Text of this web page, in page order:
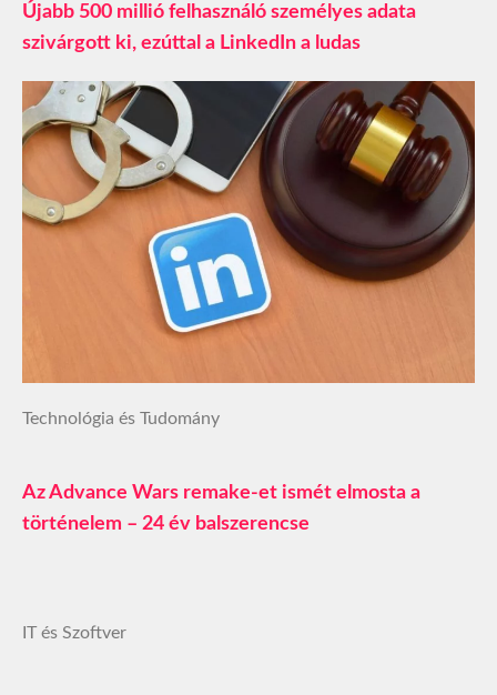
Újabb 500 millió felhasználó személyes adata
szivárgott ki, ezúttal a LinkedIn a ludas
Technológia és Tudomány
Az Advance Wars remake-et ismét elmosta a
történelem – 24 év balszerencse
IT és Szoftver